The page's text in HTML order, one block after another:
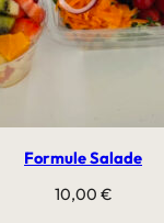
Formule Salade
10,00 €